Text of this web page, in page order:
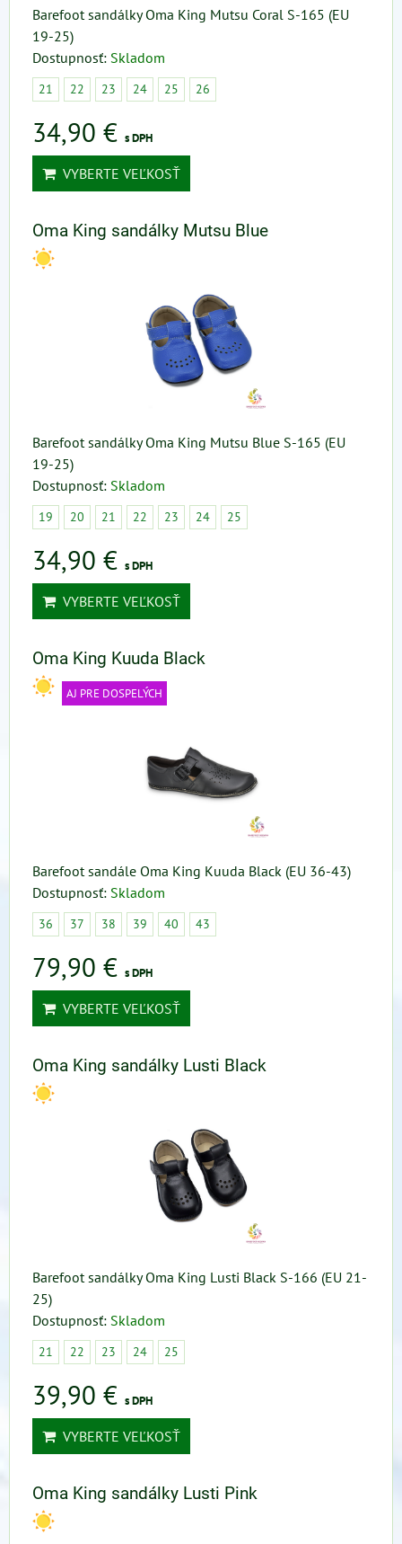
Barefoot sandálky Oma King Mutsu Coral S-165 (EU
19-25)
Dostupnosť: Skladom
21 22 23 24 25 26
34,90 € s DPH
VYBERTE VEĽKOSŤ
Oma King sandálky Mutsu Blue
Barefoot sandálky Oma King Mutsu Blue S-165 (EU
19-25)
Dostupnosť: Skladom
19 20 21 22 23 24 25
34,90 € s DPH
VYBERTE VEĽKOSŤ
Oma King Kuuda Black
AJ PRE DOSPELÝCH
Barefoot sandále Oma King Kuuda Black (EU 36-43)
Dostupnosť: Skladom
36 37 38 39 40 43
79,90 € s DPH
VYBERTE VEĽKOSŤ
Oma King sandálky Lusti Black
Barefoot sandálky Oma King Lusti Black S-166 (EU 21-
25)
Dostupnosť: Skladom
21 22 23 24 25
39,90 € s DPH
VYBERTE VEĽKOSŤ
Oma King sandálky Lusti Pink